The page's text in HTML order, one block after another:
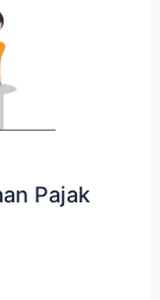
Pajak